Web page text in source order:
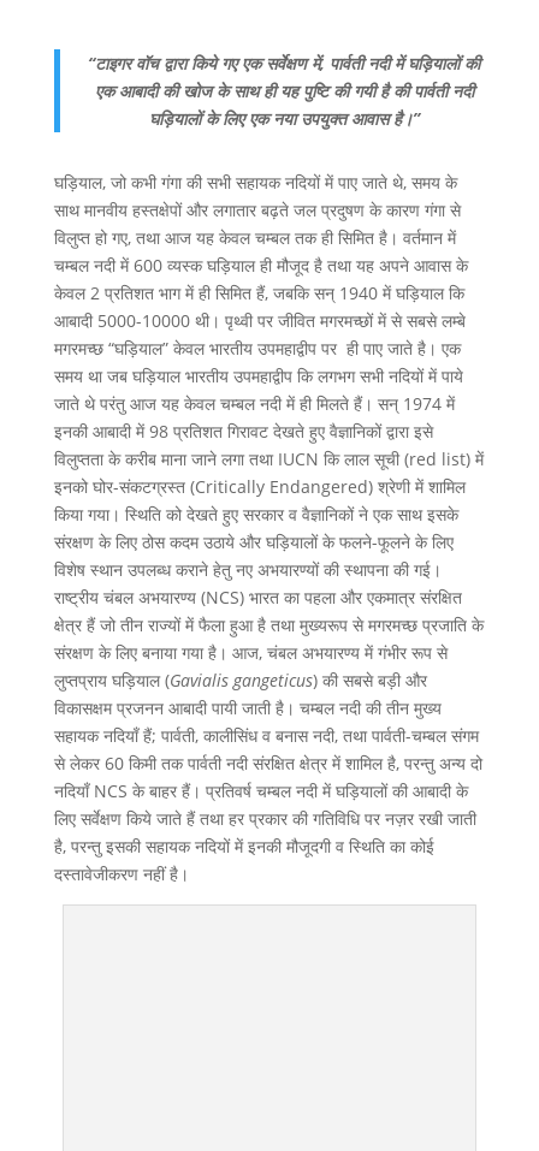
“टाइगर वॉच द्वारा किये गए एक सर्वेक्षण में, पार्वती नदी में घड़ियालों की
एक आबादी की खोज के साथ ही यह पुष्टि की गयी है की पार्वती नदी
घड़ियालों के लिए एक नया उपयुक्त आवास है।”
घड़ियाल, जो कभी गंगा की सभी सहायक नदियों में पाए जाते थे, समय के
साथ मानवीय हस्तक्षेपों और लगातार बढ़ते जल प्रदुषण के कारण गंगा से
विलुप्त हो गए, तथा आज यह केवल चम्बल तक ही सिमित है। वर्तमान में
चम्बल नदी में 600 व्यस्क घड़ियाल ही मौजूद है तथा यह अपने आवास के
केवल 2 प्रतिशत भाग में ही सिमित हैं, जबकि सन् 1940 में घड़ियाल कि
आबादी 5000-10000 थी। पृथ्वी पर जीवित मगरमच्छों में से सबसे लम्बे
मगरमच्छ “घड़ियाल” केवल भारतीय उपमहाद्वीप पर ही पाए जाते है। एक
समय था जब घड़ियाल भारतीय उपमहाद्वीप कि लगभग सभी नदियों में पाये
जाते थे परंतु आज यह केवल चम्बल नदी में ही मिलते हैं। सन् 1974 में
इनकी आबादी में 98 प्रतिशत गिरावट देखते हुए वैज्ञानिकों द्वारा इसे
विलुप्तता के करीब माना जाने लगा तथा IUCN कि लाल सूची (red list) में
इनको घोर-संकटग्रस्त (Critically Endangered) श्रेणी में शामिल
किया गया। स्थिति को देखते हुए सरकार व वैज्ञानिकों ने एक साथ इसके
संरक्षण के लिए ठोस कदम उठाये और घड़ियालों के फलने-फूलने के लिए
विशेष स्थान उपलब्ध कराने हेतु नए अभयारण्यों की स्थापना की गई।
राष्ट्रीय चंबल अभयारण्य (NCS) भारत का पहला और एकमात्र संरक्षित
क्षेत्र हैं जो तीन राज्यों में फैला हुआ है तथा मुख्यरूप से मगरमच्छ प्रजाति के
संरक्षण के लिए बनाया गया है। आज, चंबल अभयारण्य में गंभीर रूप से
लुप्तप्राय घड़ियाल (Gavialis gangeticus) की सबसे बड़ी और
विकासक्षम प्रजनन आबादी पायी जाती है। चम्बल नदी की तीन मुख्य
सहायक नदियाँ हैं; पार्वती, कालीसिंध व बनास नदी, तथा पार्वती-चम्बल संगम
से लेकर 60 किमी तक पार्वती नदी संरक्षित क्षेत्र में शामिल है, परन्तु अन्य दो
नदियाँ NCS के बाहर हैं। प्रतिवर्ष चम्बल नदी में घड़ियालों की आबादी के
लिए सर्वेक्षण किये जाते हैं तथा हर प्रकार की गतिविधि पर नज़र रखी जाती
है, परन्तु इसकी सहायक नदियों में इनकी मौजूदगी व स्थिति का कोई
दस्तावेजीकरण नहीं है।